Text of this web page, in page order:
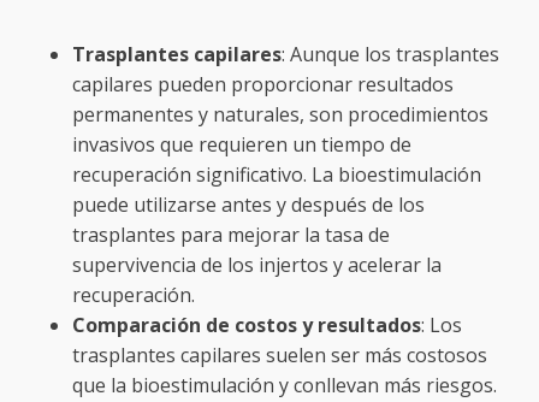
Trasplantes capilares: Aunque los trasplantes
capilares pueden proporcionar resultados
permanentes y naturales, son procedimientos
invasivos que requieren un tiempo de
recuperación significativo. La bioestimulación
puede utilizarse antes y después de los
trasplantes para mejorar la tasa de
supervivencia de los injertos y acelerar la
recuperación.
Comparación de costos y resultados: Los
trasplantes capilares suelen ser más costosos
que la bioestimulación y conllevan más riesgos.